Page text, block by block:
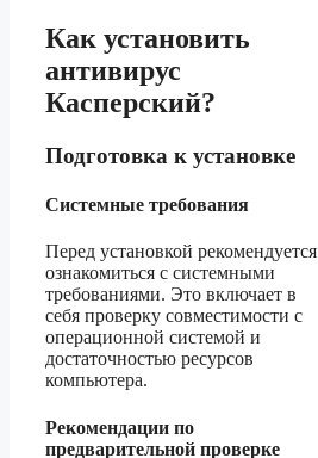
Как установить
антивирус
Касперский?
Подготовка к установке
Системные требования
Перед установкой рекомендуется
ознакомиться с системными
требованиями. Это включает в
себя проверку совместимости с
операционной системой и
достаточностью ресурсов
компьютера.
Рекомендации по
предварительной проверке